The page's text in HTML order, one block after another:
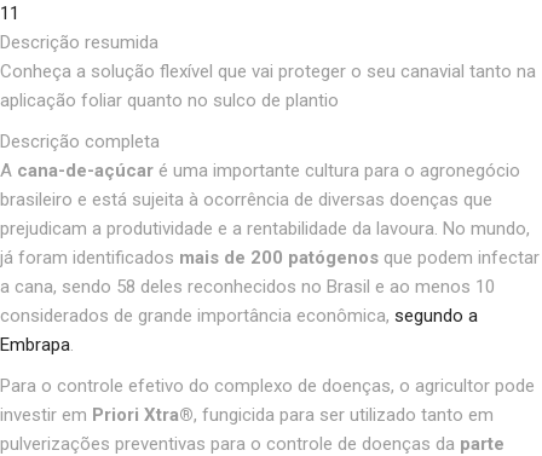
11
Descrição resumida
Conheça a solução flexível que vai proteger o seu canavial tanto na
aplicação foliar quanto no sulco de plantio
Descrição completa
A cana-de-açúcar é uma importante cultura para o agronegócio
brasileiro e está sujeita à ocorrência de diversas doenças que
prejudicam a produtividade e a rentabilidade da lavoura. No mundo,
já foram identificados mais de 200 patógenos que podem infectar
a cana, sendo 58 deles reconhecidos no Brasil e ao menos 10
considerados de grande importância econômica, segundo a
Embrapa.
Para o controle efetivo do complexo de doenças, o agricultor pode
investir em Priori Xtra®, fungicida para ser utilizado tanto em
pulverizações preventivas para o controle de doenças da parte